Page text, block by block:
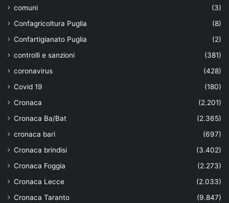
comuni
(3)
Confagricoltura Puglia
(8)
Confartigianato Puglia
(2)
controlli e sanzioni
(381)
coronavirus
(428)
Covid 19
(180)
Cronaca
(2.201)
Cronaca Ba/Bat
(2.365)
cronaca bari
(697)
Cronaca brindisi
(3.402)
Cronaca Foggia
(2.273)
Cronaca Lecce
(2.033)
Cronaca Taranto
(9.847)